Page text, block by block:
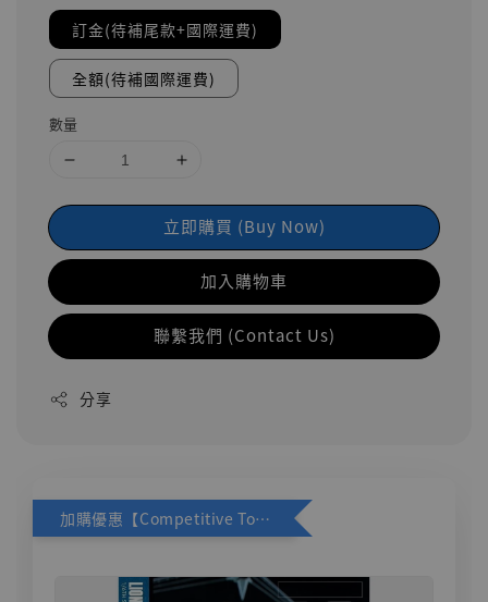
訂金(待補尾款+國際運費)
全額(待補國際運費)
數量
立即購買 (Buy Now)
加入購物車
聯繫我們 (Contact Us)
分享
加購優惠【Competitive Toys 梅西 [CM001]】